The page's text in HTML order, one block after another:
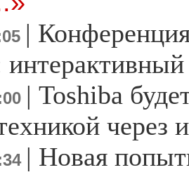
|
| Тоshiba
через
| Новая